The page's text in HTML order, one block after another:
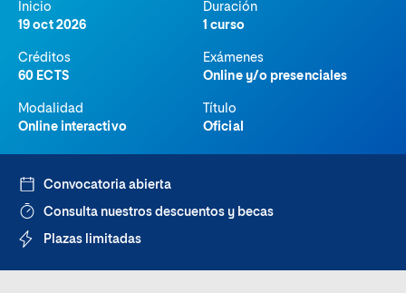
Inicio
19 oct 2026
Duración
1 curso
Créditos
60 ECTS
Exámenes
Online y/o presenciales
Modalidad
Online interactivo
Título
Oficial
Convocatoria abierta
Consulta nuestros descuentos y becas
Plazas limitadas